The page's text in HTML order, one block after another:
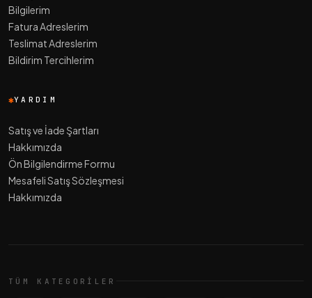
Bilgilerim
Fatura Adreslerim
Teslimat Adreslerim
Bildirim Tercihlerim
YARDIM
Satış ve İade Şartları
Hakkımızda
Ön Bilgilendirme Formu
Mesafeli Satış Sözleşmesi
Hakkımızda
TÜM KATEGORILER